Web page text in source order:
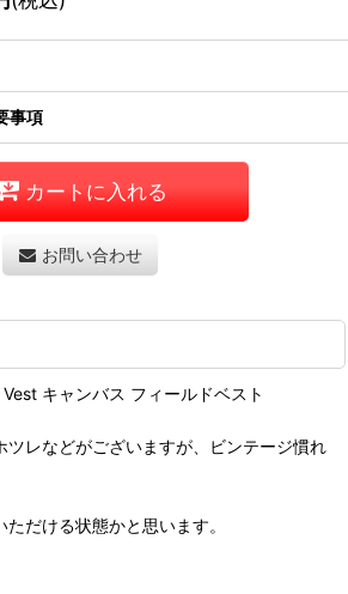
事項
カートに入れる
お問い合わせ
キャンバス フィールドベスト
ツレなどがございますが、ビンテージ慣れ
だける状態かと思います。